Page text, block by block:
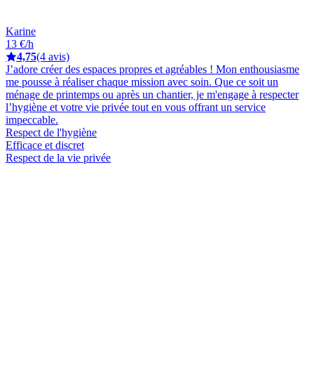
Karine
13 €/h
4,75(4 avis)
J’adore créer des espaces propres et agréables ! Mon enthousiasme
me pousse à réaliser chaque mission avec soin. Que ce soit un
ménage de printemps ou après un chantier, je m'engage à respecter
l’hygiène et votre vie privée tout en vous offrant un service
impeccable.
Respect de l'hygiène
Efficace et discret
Respect de la vie privée